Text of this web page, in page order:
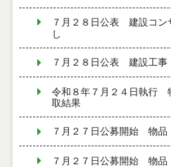
７月２８日公表 建設コ
し
７月２８日公表 建設工
令和８年７月２４日執行
取結果
７月２７日公募開始 物品
７月２７日公募開始 物品